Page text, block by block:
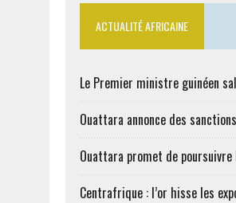
ACTUALITÉ AFRICAINE
Le Premier ministre guinéen
Ouattara annonce des
Ouattara promet de
Centrafrique : l’or hisse les